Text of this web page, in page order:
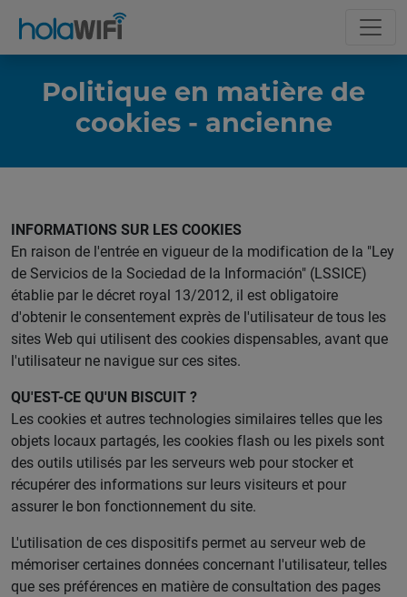
Politique en matière de
cookies - ancienne
INFORMATIONS SUR LES COOKIES
En raison de l'entrée en vigueur de la modification de la "Ley
de Servicios de la Sociedad de la Información" (LSSICE)
établie par le décret royal 13/2012, il est obligatoire
d'obtenir le consentement exprès de l'utilisateur de tous les
sites Web qui utilisent des cookies dispensables, avant que
l'utilisateur ne navigue sur ces sites.
QU'EST-CE QU'UN BISCUIT ?
Les cookies et autres technologies similaires telles que les
objets locaux partagés, les cookies flash ou les pixels sont
des outils utilisés par les serveurs web pour stocker et
récupérer des informations sur leurs visiteurs et pour
assurer le bon fonctionnement du site.
L'utilisation de ces dispositifs permet au serveur web de
mémoriser certaines données concernant l'utilisateur, telles
que ses préférences en matière de consultation des pages